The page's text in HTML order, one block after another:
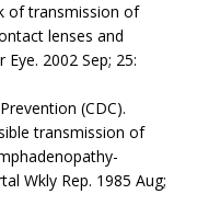
of transmission of
lenses and
2002 Sep; 25:
(CDC).
transmission of
Wkly Rep. 1985 Aug;